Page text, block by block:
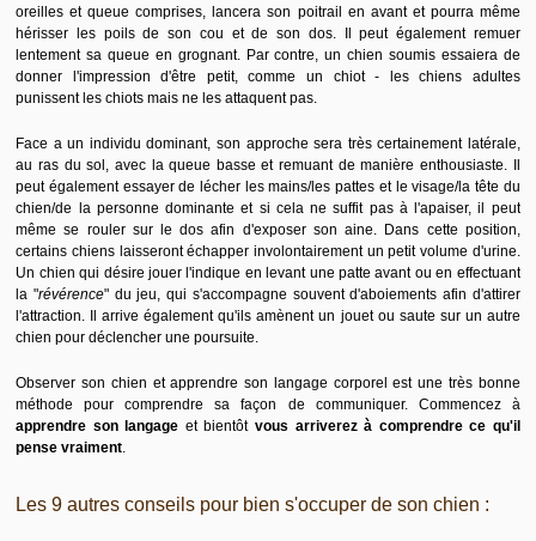
oreilles et queue comprises, lancera son poitrail en avant et pourra même
hérisser les poils de son cou et de son dos. Il peut également remuer
lentement sa queue en grognant. Par contre, un chien soumis essaiera de
donner l'impression d'être petit, comme un chiot - les chiens adultes
punissent les chiots mais ne les attaquent pas.
Face a un individu dominant, son approche sera très certainement latérale,
au ras du sol, avec la queue basse et remuant de manière enthousiaste. Il
peut également essayer de lécher les mains/les pattes et le visage/la tête du
chien/de la personne dominante et si cela ne suffit pas à l'apaiser, il peut
même se rouler sur le dos afin d'exposer son aine. Dans cette position,
certains chiens laisseront échapper involontairement un petit volume d'urine.
Un chien qui désire jouer l'indique en levant une patte avant ou en effectuant
la "révérence" du jeu, qui s'accompagne souvent d'aboiements afin d'attirer
l'attraction. Il arrive également qu'ils amènent un jouet ou saute sur un autre
chien pour déclencher une poursuite.
Observer son chien et apprendre son langage corporel est une très bonne
méthode pour comprendre sa façon de communiquer. Commencez à
apprendre son langage et bientôt vous arriverez à comprendre ce qu'il
pense vraiment.
Les 9 autres conseils pour bien s'occuper de son chien :